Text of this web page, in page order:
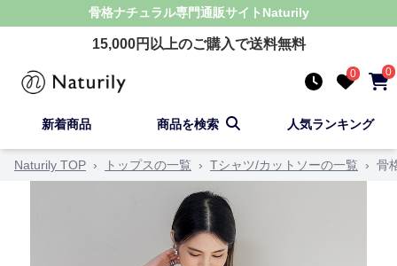
骨格ナチュラル専門通販サイト Naturily
15,000円以上のご購入で送料無料
0 0
新着商品 商品を検索 人気ランキング
Naturily TOP › トップスの一覧 › Tシャツ/カットソーの一覧 › 骨